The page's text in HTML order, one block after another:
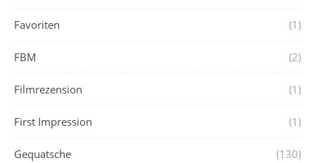
Favoriten (1)
FBM (2)
Filmrezension (1)
First Impression (1)
Gequatsche (130)